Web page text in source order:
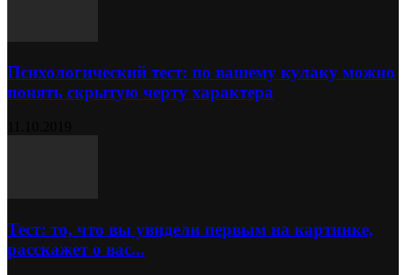
Психологический тест: по вашему кулаку можно
понять скрытую черту характера
Тест: то, что вы увидели первым на картинке,
расскажет о вас...